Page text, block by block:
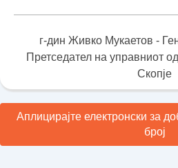
г-дин Живко Мукаетов -
Претседател на управниот
Скопје
Аплицирајте електронски за
број